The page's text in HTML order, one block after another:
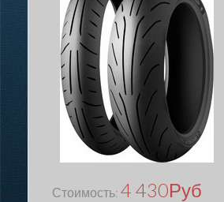
Стоимость: 4 430Руб